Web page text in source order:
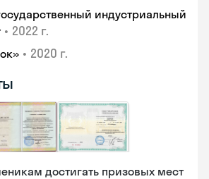
индустриальный
• 2022 г.
• 2020 г.
достигать призовых мест